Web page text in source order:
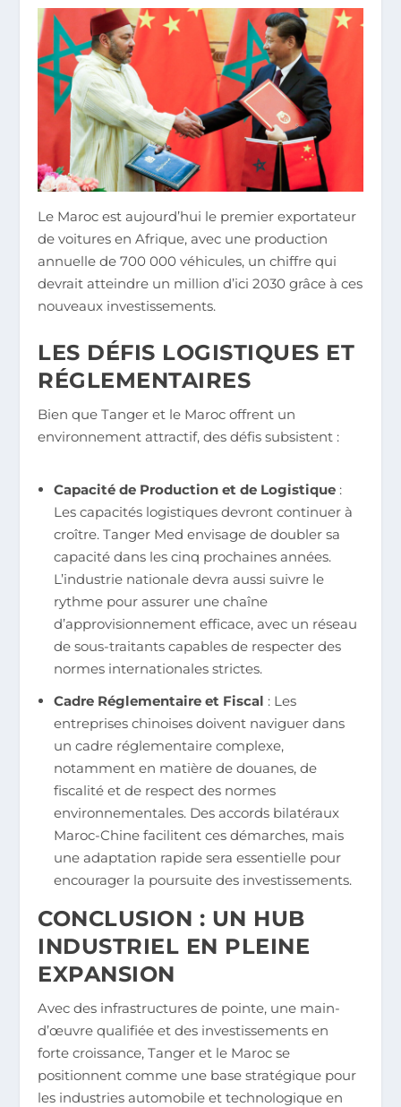
Le Maroc est aujourd’hui le premier exportateur
de voitures en Afrique, avec une production
annuelle de 700 000 véhicules, un chiffre qui
devrait atteindre un million d’ici 2030 grâce à ces
nouveaux investissements.
LES DÉFIS LOGISTIQUES ET
RÉGLEMENTAIRES
Bien que Tanger et le Maroc offrent un
environnement attractif, des défis subsistent :
Capacité de Production et de Logistique:
Les capacités logistiques devront continuer à
croître. Tanger Med envisage de doubler sa
capacité dans les cinq prochaines années.
L’industrie nationale devra aussi suivre le
rythme pour assurer une chaîne
d’approvisionnement efficace, avec un réseau
de sous-traitants capables de respecter des
normes internationales strictes.
Cadre Réglementaire et Fiscal : Les
entreprises chinoises doivent naviguer dans
un cadre réglementaire complexe,
notamment en matière de douanes, de
fiscalité et de respect des normes
environnementales. Des accords bilatéraux
Maroc-Chine facilitent ces démarches, mais
une adaptation rapide sera essentielle pour
encourager la poursuite des investissements.
CONCLUSION : UN HUB
INDUSTRIEL EN PLEINE
EXPANSION
Avec des infrastructures de pointe, une main-
d’œuvre qualifiée et des investissements en
forte croissance, Tanger et le Maroc se
positionnent comme une base stratégique pour
les industries automobile et technologique en